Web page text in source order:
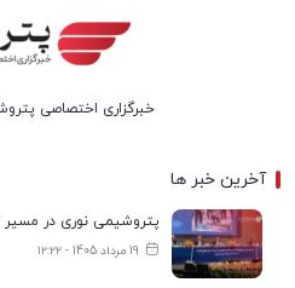
خبرگزاری اختصاصی
آخرین خبر ها
19 مرداد 1405 - ۱۲:۲۲